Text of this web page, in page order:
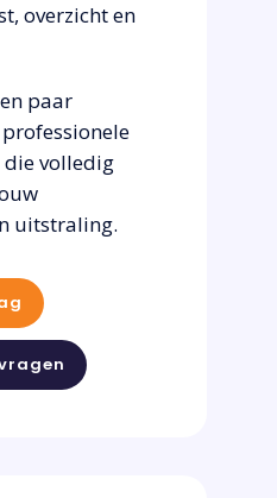
overzicht en
paar
die volledig
uitstraling.